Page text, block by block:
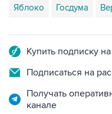
Подписаться на
Получать